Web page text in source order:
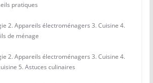
pratiques
2. Appareils électroménagers 3. Cuisine 4.
de ménage
2. Appareils électroménagers 3. Cuisine 4.
5. Astuces culinaires